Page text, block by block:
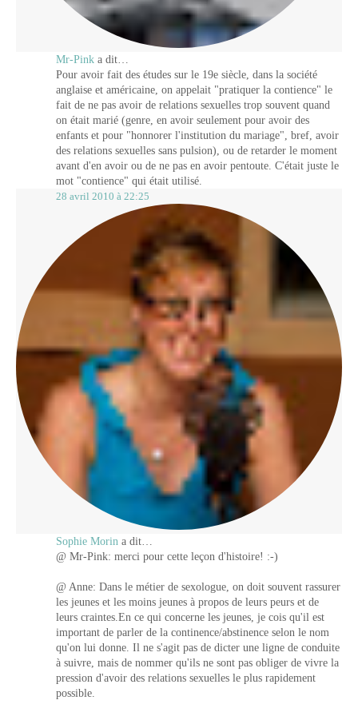
Mr-Pink a dit…
Pour avoir fait des études sur le 19e siècle, dans la société
anglaise et américaine, on appelait "pratiquer la contience" le
fait de ne pas avoir de relations sexuelles trop souvent quand
on était marié (genre, en avoir seulement pour avoir des
enfants et pour "honnorer l'institution du mariage", bref, avoir
des relations sexuelles sans pulsion), ou de retarder le moment
avant d'en avoir ou de ne pas en avoir pentoute. C'était juste le
mot "contience" qui était utilisé.
28 avril 2010 à 22:25
Sophie Morin a dit…
@ Mr-Pink: merci pour cette leçon d'histoire! :-)
@ Anne: Dans le métier de sexologue, on doit souvent rassurer
les jeunes et les moins jeunes à propos de leurs peurs et de
leurs craintes.En ce qui concerne les jeunes, je cois qu'il est
important de parler de la continence/abstinence selon le nom
qu'on lui donne. Il ne s'agit pas de dicter une ligne de conduite
à suivre, mais de nommer qu'ils ne sont pas obliger de vivre la
pression d'avoir des relations sexuelles le plus rapidement
possible.